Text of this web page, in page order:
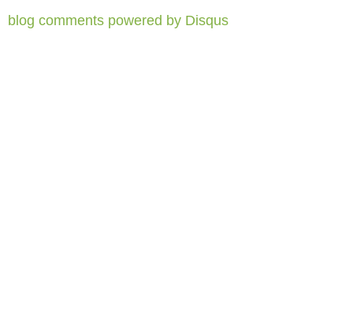
blog comments powered by Disqus